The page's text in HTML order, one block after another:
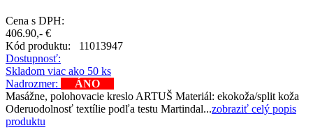
Cena s DPH:
406.90,- €
Kód produktu: 11013947
Dostupnosť:
Skladom viac ako 50 ks
Nadrozmer:
ÁNO
Masážne, polohovacie kreslo ARTUŠ Materiál: ekokoža/split koža
Oderuodolnosť textílie podľa testu Martindal...zobraziť celý popis
produktu